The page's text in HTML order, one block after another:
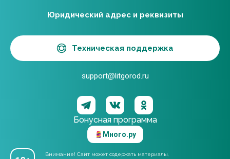
Бонусная программа
Много.ру
Внимание! Сайт может содержать материалы,
Юридический адрес и реквизиты
Техническая поддержка
support@litgorod.ru